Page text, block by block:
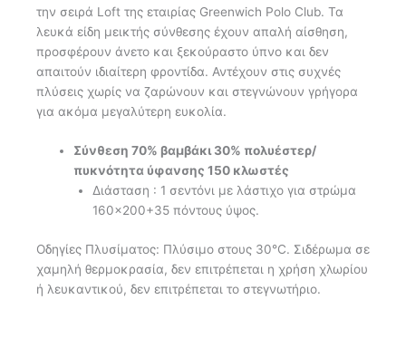
την σειρά Loft της εταιρίας Greenwich Polo Club. Τα
λευκά είδη μεικτής σύνθεσης έχουν απαλή αίσθηση,
προσφέρουν άνετο και ξεκούραστο ύπνο και δεν
απαιτούν ιδιαίτερη φροντίδα. Αντέχουν στις συχνές
πλύσεις χωρίς να ζαρώνουν και στεγνώνουν γρήγορα
για ακόμα μεγαλύτερη ευκολία.
Σύνθεση 70% βαμβάκι 30% πολυέστερ/
πυκνότητα ύφανσης 150 κλωστές
Διάσταση : 1 σεντόνι με λάστιχο για στρώμα
160×200+35 πόντους ύψος.
Οδηγίες Πλυσίματος: Πλύσιμο στους 30°C. Σιδέρωμα σε
χαμηλή θερμοκρασία, δεν επιτρέπεται η χρήση χλωρίου
ή λευκαντικού, δεν επιτρέπεται το στεγνωτήριο.